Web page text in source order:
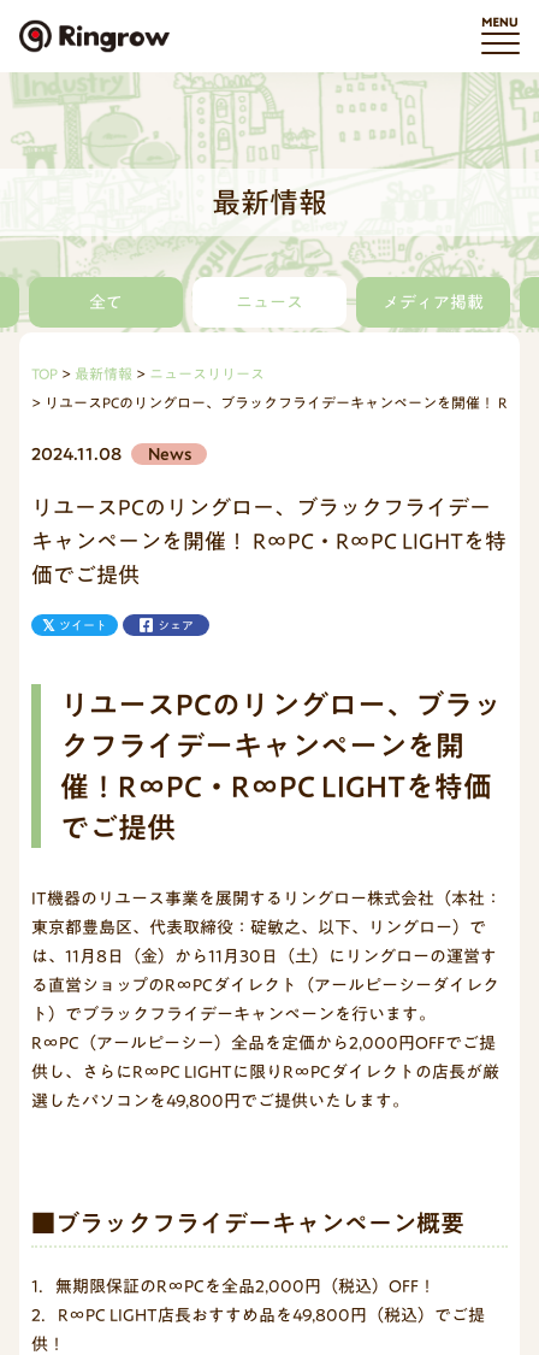
最新情報
全て ニュース メディア掲載
TOP 最新情報
ニュースリリース
リユースPCのリングロー、ブラックフライデーキャンペーンを開催！
2024.11.08 News
リユースPCのリングロー、ブラックフライデー
キャンペーンを開催！ R∞PC・R∞PC LIGHTを特
価でご提供
ツイート シェア
リユースPCのリングロー、ブラッ
クフライデーキャンペーンを開
催！R∞PC・R∞PC LIGHTを特価
でご提供
IT機器のリユース事業を展開するリングロー株式会社（本社：
東京都豊島区、代表取締役：碇敏之、以下、リングロー）で
は、11月8日（金）から11月30日（土）にリングローの運営す
る直営ショップのR∞PCダイレクト（アールピーシーダイレク
ト）でブラックフライデーキャンペーンを行います。
R∞PC（アールピーシー）全品を定価から2,000円OFFでご提
供し、さらにR∞PC LIGHTに限りR∞PCダイレクトの店長が厳
選したパソコンを49,800円でご提供いたします。
■ブラックフライデーキャンペーン概要
1．無期限保証のR∞PCを全品2,000円（税込）OFF！
2．R∞PC LIGHT店長おすすめ品を49,800円（税込）でご提
供！